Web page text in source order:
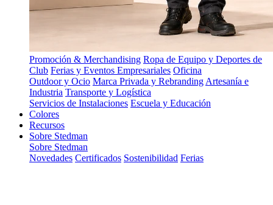
Promoción & Merchandising Ropa de Equipo y Deportes de
Club Ferias y Eventos Empresariales Oficina
Outdoor y Ocio Marca Privada y Rebranding Artesanía e
Industria Transporte y Logística
Servicios de Instalaciones Escuela y Educación
Colores
Recursos
Sobre Stedman
Sobre Stedman
Novedades Certificados Sostenibilidad Ferias